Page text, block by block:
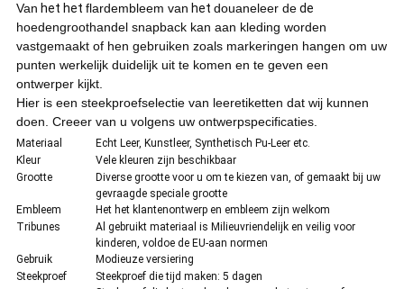
Van het het flardembleem van het douaneleer dede
hoedengroothandel snapback kan aan kleding worden
vastgemaakt of hen gebruiken zoals markeringen hangen om uw
punten werkelijk duidelijk uit te komen en te geven een
ontwerper kijkt.
Hier is een steekproefselectie van leeretiketten dat wij kunnen
doen. Creeer van u volgens uw ontwerpspecificaties.
Materiaal
Echt Leer, Kunstleer, Synthetisch Pu-Leer etc.
Kleur
Vele kleuren zijn beschikbaar
Grootte
Diverse grootte voor u om te kiezen van, of gemaakt bij uw
gevraagde speciale grootte
Embleem
Het het klantenontwerp en embleem zijn welkom
Tribunes
Al gebruikt materiaal is Milieuvriendelijk en veilig voor
kinderen, voldoe de EU-aan normen
Gebruik
Modieuze versiering
Steekproef
Steekproef die tijd maken: 5 dagen